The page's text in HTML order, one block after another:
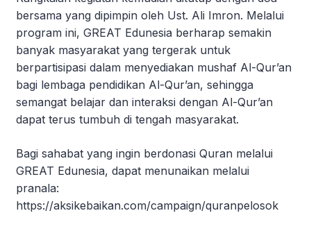
bersama yang dipimpin oleh Ust. Ali Imron. Melalui
program ini, GREAT Edunesia berharap semakin
banyak masyarakat yang tergerak untuk
berpartisipasi dalam menyediakan mushaf Al-Qur’an
bagi lembaga pendidikan Al-Qur’an, sehingga
semangat belajar dan interaksi dengan Al-Qur’an
dapat terus tumbuh di tengah masyarakat.
Bagi sahabat yang ingin berdonasi Quran melalui
GREAT Edunesia, dapat menunaikan melalui
pranala:
https://aksikebaikan.com/campaign/quranpelosok